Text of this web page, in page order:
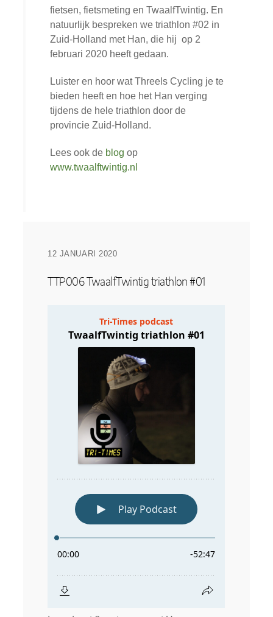
fietsen, fietsmeting en TwaalfTwintig. En
natuurlijk bespreken we triathlon #02 in
Zuid-Holland met Han, die hij op 2
februari 2020 heeft gedaan.
Luister en hoor wat Threels Cycling je te
bieden heeft en hoe het Han verging
tijdens de hele triathlon door de
provincie Zuid-Holland.
Lees ook de blog op
www.twaalftwintig.nl
12 JANUARI 2020
TTP006 TwaalfTwintig triathlon #01